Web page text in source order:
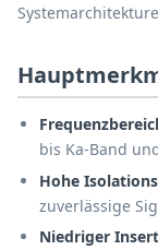
bis Ka-Band
Hohe
zuverlässige
Niedriger